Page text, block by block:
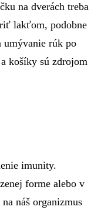
na dverách treba
lakťom, podobne
rúk po
košíky sú zdrojom
imunity.
forme alebo v
náš organizmus